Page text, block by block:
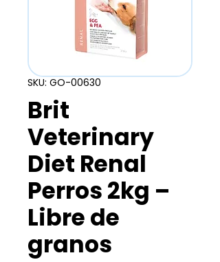
SKU: GO-00630
Brit
Veterinary
Diet Renal
Perros 2kg –
Libre de
granos